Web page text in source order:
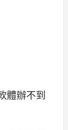
體辦不到